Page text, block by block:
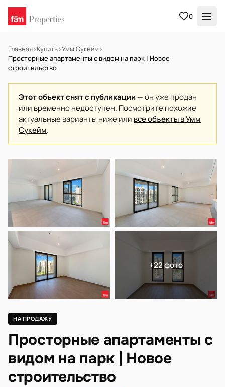
0
Главная›Купить›Умм Сукейм›
Просторные апартаменты с видом на парк | Новое
строительство
Этот объект снят с публикации — он уже продан
или временно недоступен. Посмотрите похожие
актуальные варианты ниже или все объекты в Умм
Сукейм.
Готов к заселению
+22 фото
НА ПРОДАЖУ
Просторные апартаменты с
видом на парк | Новое
строительство